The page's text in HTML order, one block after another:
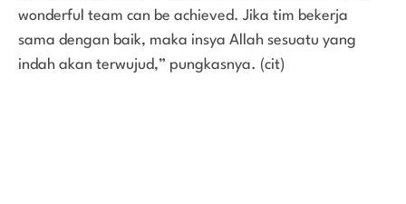
wonderful team can be achieved. Jika tim bekerja
sama dengan baik, maka insya Allah sesuatu yang
indah akan terwujud,” pungkasnya. (cit)